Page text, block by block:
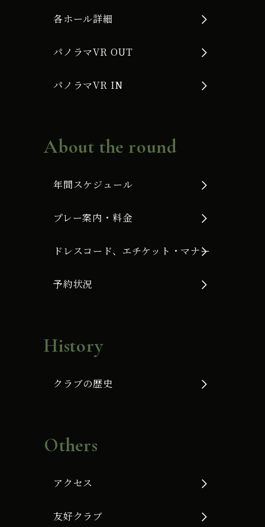
各ホール詳細
パノラマVR OUT
パノラマVR IN
About the round
年間スケジュール
プレー案内・料金
ドレスコード、エチケット・マナー
予約状況
History
クラブの歴史
Others
アクセス
友好クラブ